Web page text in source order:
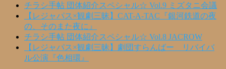
チラシ手帖 団体紹介スペシャル☆ Vol.9 ミズタニ会議
【レジャパス×観劇三昧】CAT-A-TAC『銀河鉄道の夜
の、そのまた夜に』
チラシ手帖 団体紹介スペシャル☆ Vol.8 JACROW
【レジャパス×観劇三昧】劇団すらんばー リバイバ
ル公演『色相環』